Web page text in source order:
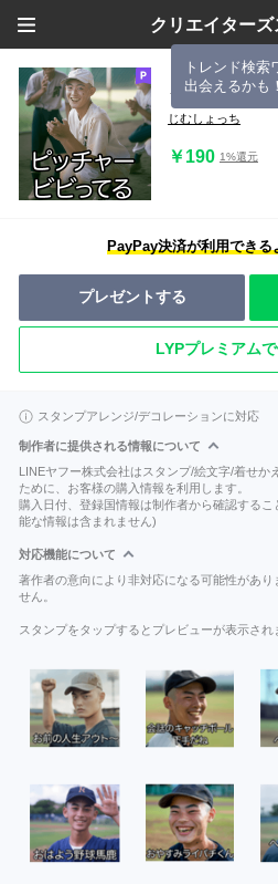
クリエイター
トレンド検索
出会えるかも！
うざい野球部
じむしょっち
￥190 1%還元
PayPay決済が利用できる
プレゼントする
LYPプレミアム
スタンプアレンジ/デコレーションに対応
制作者に提供される情報について
LINEヤフー株式会社はスタンプ/絵文字/着せか
ために、お客様の購入情報を利用します。
購入日付、登録国情報は制作者から確認する
能な情報は含まれません)
対応機能について
著作者の意向により非対応になる可能性があ
せん。
スタンプをタップするとプレビューが表示され